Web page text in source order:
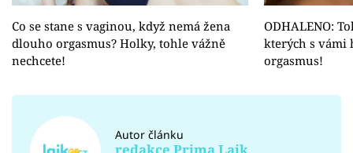
Co se stane s vaginou, když nemá žena
dlouho orgasmus? Holky, tohle vážně
nechcete!
ODHALENO:
kterých s vámi
orgasmus!
Autor článku
redakce Prima Lajk